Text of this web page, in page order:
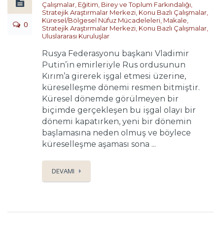
0
Çalışmalar Eğitim, Birey ve Toplum Farkındalığı
Stratejik Araştırmalar Merkezi Konu Bazlı Çalışmalar
Küresel/Bölgesel Nüfuz Mücadeleleri Makale
Stratejik Araştırmalar Merkezi Konu Bazlı Çalışmalar
Uluslararası Kuruluşlar
Rusya Federasyonu başkanı Vladimir
Putin’in emirleriyle Rus ordusunun
Kırım’a girerek işgal etmesi üzerine,
küreselleşme dönemi resmen bitmiştir.
Küresel dönemde görülmeyen bir
biçimde gerçekleşen bu işgal olayı bir
dönemi kapatırken, yeni bir dönemin
başlamasına neden olmuş ve böylece
küreselleşme aşaması sona ...
DEVAMI